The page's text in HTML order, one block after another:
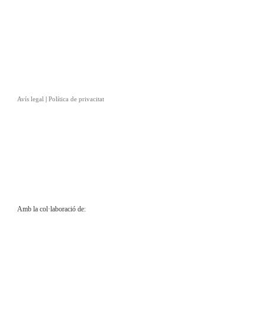
Avís legal | Política de privacitat
Amb la col·laboració de: